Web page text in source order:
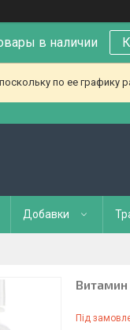
в наличии
по ее
Добавки
Під